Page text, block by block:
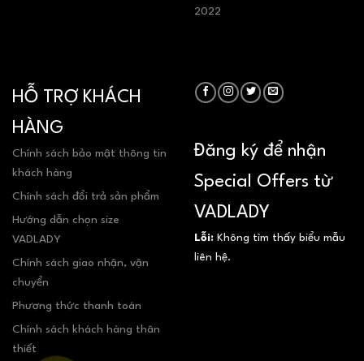
2022
HỖ TRỢ KHÁCH
HÀNG
Chính sách bảo mật thông tin
khách hàng
Chính sách đổi trả sản phẩm
Hướng dẫn chọn size
VADLADY
Chính sách giao nhận, vận
chuyển
Phương thức thanh toán
Chính sách khách hàng thân
thiết
Đăng ký để nhận
Special Offers từ
VADLADY
Lỗi: Không tìm thấy biểu mẫu
liên hệ.